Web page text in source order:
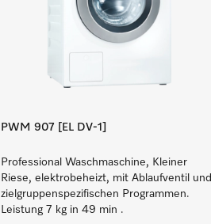
PWM 907 [EL DV-1]
Professional Waschmaschine, Kleiner
Riese, elektrobeheizt, mit Ablaufventil und
zielgruppenspezifischen Programmen.
Leistung 7 kg in 49 min .